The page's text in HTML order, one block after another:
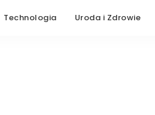
Technologia Uroda i Zdrowie